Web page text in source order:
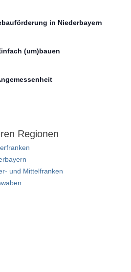
in Niederbayern
(um)bauen
Regionen
und Mittelfranken